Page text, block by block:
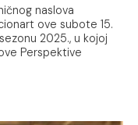
naslova
ove subote 15.
2025., u kojoj
Perspektive